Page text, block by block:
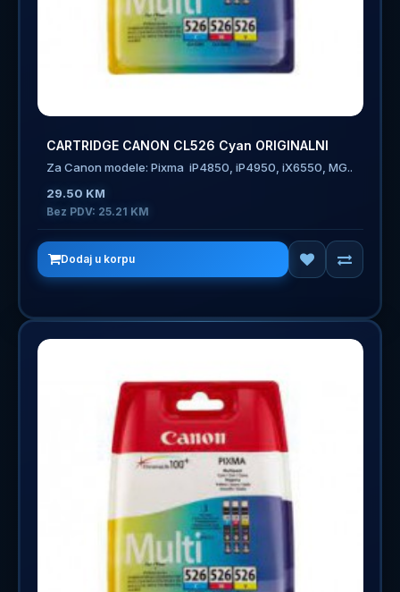
CARTRIDGE CANON CL526 Cyan ORIGINALNI
Za Canon modele: Pixma iP4850, iP4950, iX6550, MG..
29.50 KM
Bez PDV: 25.21 KM
Dodaj u korpu